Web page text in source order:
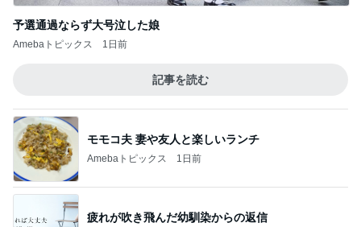
Amebaトピックス 1日前
ジム友に頂いた酒粕で作った西京漬け
Amebaトピックス 1日前
弟の進路提案に兄が受けたショック